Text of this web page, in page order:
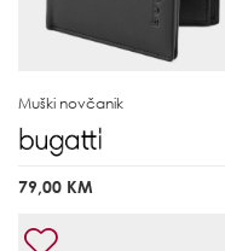
Muški novčanik
79,00 KM